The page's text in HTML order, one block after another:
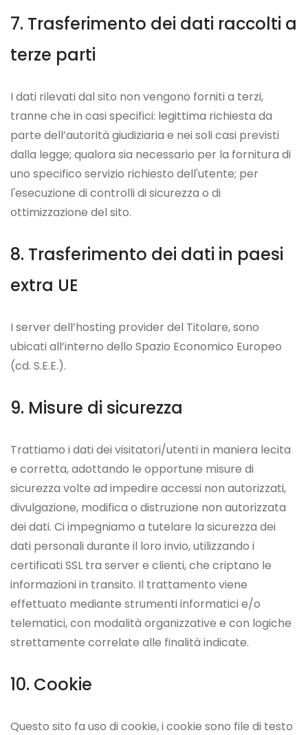
Trasferimento dei dati raccolti a
terze parti
I dati rilevati dal sito non vengono forniti a terzi,
tranne che in casi specifici: legittima richiesta da
parte dell’autorità giudiziaria e nei soli casi previsti
dalla legge; qualora sia necessario per la fornitura di
uno specifico servizio richiesto dell'utente; per
l'esecuzione di controlli di sicurezza o di
ottimizzazione del sito.
Trasferimento dei dati in paesi
extra UE
I server dell’hosting provider del Titolare, sono
ubicati all’interno dello Spazio Economico Europeo
(cd. S.E.E.).
Misure di sicurezza
Trattiamo i dati dei visitatori/utenti in maniera lecita
e corretta, adottando le opportune misure di
sicurezza volte ad impedire accessi non autorizzati,
divulgazione, modifica o distruzione non autorizzata
dei dati. Ci impegniamo a tutelare la sicurezza dei
dati personali durante il loro invio, utilizzando i
certificati SSL tra server e clienti, che criptano le
informazioni in transito. Il trattamento viene
effettuato mediante strumenti informatici e/o
telematici, con modalità organizzative e con logiche
strettamente correlate alle finalità indicate.
Cookie
Questo sito fa uso di cookie, i cookie sono file di testo